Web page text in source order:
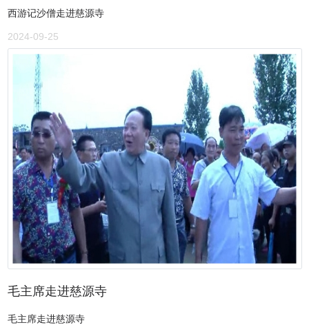
西游记沙僧走进慈源寺
2024-09-25
毛主席走进慈源寺
毛主席走进慈源寺